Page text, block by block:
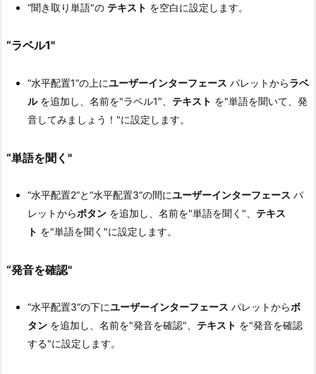
“聞き取り単語"の テキスト を空白に設定します。
“ラベル1"
“水平配置1“の上にユーザーインターフェース パレットからラベ
ルを追加し、名前を"ラベル1″、 テキスト を"単語を聞いて、発
音してみましょう！"に設定します。
“単語を聞く"
“水平配置2“と“水平配置3“の間にユーザーインターフェース パ
レットからボタン を追加し、名前を"単語を聞く"、 テキス
ト を"単語を聞く"に設定します。
“発音を確認"
“水平配置3“の下にユーザーインターフェース パレットからボ
タン を追加し、名前を"発音を確認"、 テキスト を"発音を確認
する"に設定します。